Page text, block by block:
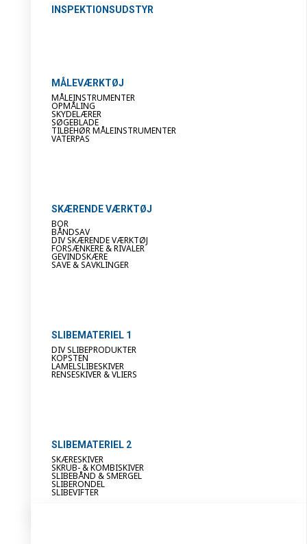
INSPEKTIONSUDSTYR
MÅLEVÆRKTØJ
MÅLEINSTRUMENTER
OPMÅLING
SKYDELÆRER
SØGEBLADE
TILBEHØR MÅLEINSTRUMENTER
VATERPAS
SKÆRENDE VÆRKTØJ
BOR
BÅNDSAV
DIV SKÆRENDE VÆRKTØJ
FORSÆNKERE & RIVALER
GEVINDSKÆRE
SAVE & SAVKLINGER
SLIBEMATERIEL 1
DIV SLIBEPRODUKTER
KOPSTEN
LAMELSLIBESKIVER
RENSESKIVER & VLIERS
SLIBEMATERIEL 2
SKÆRESKIVER
SKRUB- & KOMBISKIVER
SLIBEBÅND & SMERGEL
SLIBERONDEL
SLIBEVIFTER